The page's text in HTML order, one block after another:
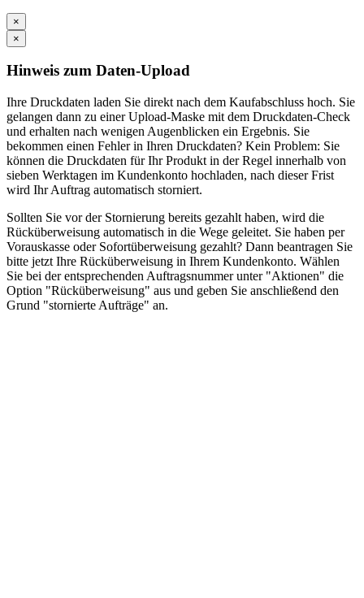
×
×
Hinweis zum Daten-Upload
Ihre Druckdaten laden Sie direkt nach dem Kaufabschluss hoch. Sie
gelangen dann zu einer Upload-Maske mit dem Druckdaten-Check
und erhalten nach wenigen Augenblicken ein Ergebnis. Sie
bekommen einen Fehler in Ihren Druckdaten? Kein Problem: Sie
können die Druckdaten für Ihr Produkt in der Regel innerhalb von
sieben Werktagen im Kundenkonto hochladen, nach dieser Frist
wird Ihr Auftrag automatisch storniert.
Sollten Sie vor der Stornierung bereits gezahlt haben, wird die
Rücküberweisung automatisch in die Wege geleitet. Sie haben per
Vorauskasse oder Sofortüberweisung gezahlt? Dann beantragen Sie
bitte jetzt Ihre Rücküberweisung in Ihrem Kundenkonto. Wählen
Sie bei der entsprechenden Auftragsnummer unter "Aktionen" die
Option "Rücküberweisung" aus und geben Sie anschließend den
Grund "stornierte Aufträge" an.